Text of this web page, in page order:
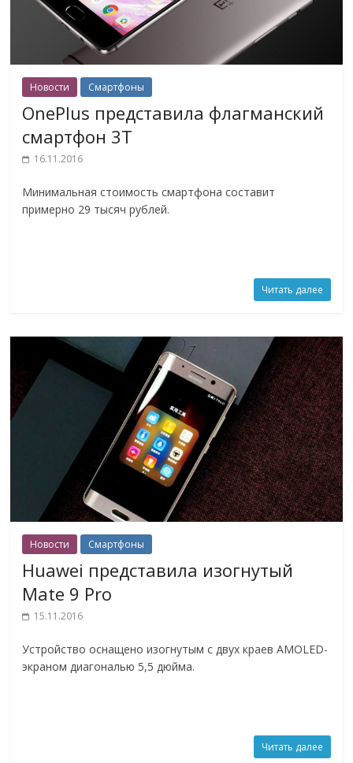
Новости Смартфоны
OnePlus представила флагманский
смартфон 3Т
16.11.2016
Минимальная стоимость смартфона составит
примерно 29 тысяч рублей.
Читать далее
Новости Смартфоны
Huawei представила изогнутый
Mate 9 Pro
15.11.2016
Устройство оснащено изогнутым с двух краев AMOLED-
экраном диагональю 5,5 дюйма.
Читать далее